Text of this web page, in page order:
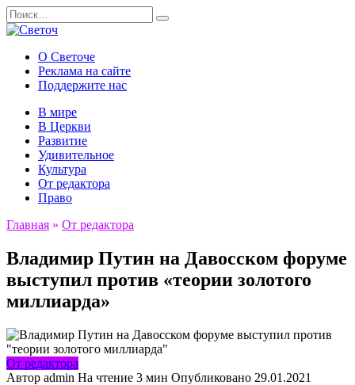
Перейти
к
Search
for:
О Светоче
Реклама на сайте
Поддержите нас
В мире
В Церкви
Развитие
Удивительное
Культура
От редактора
Право
Главная » От редактора
Владимир Путин на Давосском форуме
выступил против «теории золотого
миллиарда»
От редактора
Автор admin На чтение 3 мин Опубликовано 29.01.2021